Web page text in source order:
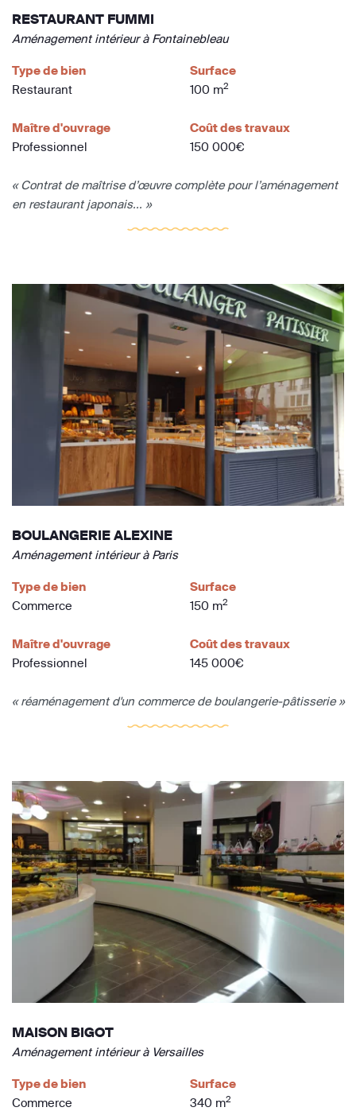
RESTAURANT FUMMI
Aménagement intérieur à Fontainebleau
Type de bien
Restaurant
Surface
100 m2
Maître d'ouvrage
Professionnel
Coût des travaux
150 000€
« Contrat de maîtrise d’œuvre complète pour l’aménagement
en restaurant japonais... »
BOULANGERIE ALEXINE
Aménagement intérieur à Paris
Type de bien
Commerce
Surface
150 m2
Maître d'ouvrage
Professionnel
Coût des travaux
145 000€
« réaménagement d'un commerce de boulangerie-pâtisserie »
MAISON BIGOT
Aménagement intérieur à Versailles
Type de bien
Commerce
Surface
340 m2